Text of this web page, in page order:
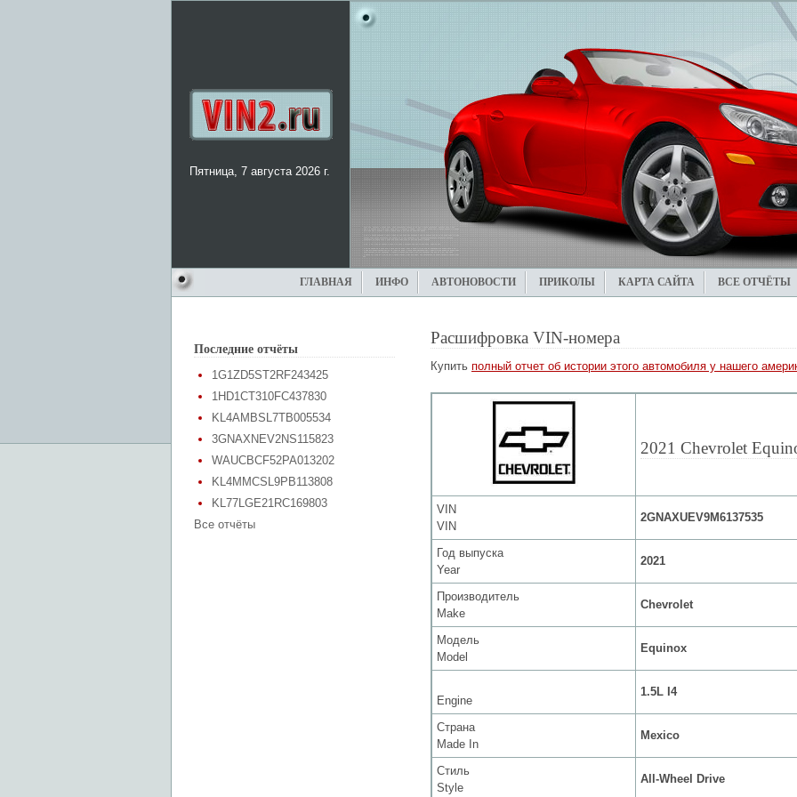
Пятница, 7 августа 2026 г.
ГЛАВНАЯ ИНФО АВТОНОВОСТИ ПРИКОЛЫ КАРТА САЙТА ВСЕ ОТЧЁТЫ
Последние отчёты
1G1ZD5ST2RF243425
1HD1CT310FC437830
KL4AMBSL7TB005534
3GNAXNEV2NS115823
WAUCBCF52PA013202
KL4MMCSL9PB113808
KL77LGE21RC169803
Все отчёты
Расшифровка VIN-номера
Купить полный отчет об истории этого автомобиля у нашего
2021 Chevrolet
VIN
VIN
2GNAXUEV9M6137535
Год выпуска
Year
2021
Производитель
Make
Chevrolet
Модель
Model
Equinox
Engine
1.5L I4
Страна
Made In
Mexico
Стиль
Style
All-Wheel Drive